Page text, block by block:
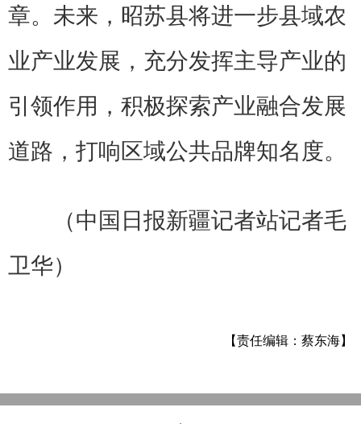
章。未来，昭苏县将进一步县域农
业产业发展，充分发挥主导产业的
引领作用，积极探索产业融合发展
道路，打响区域公共品牌知名度。
（中国日报新疆记者站记者毛
卫华）
【责任编辑：蔡东海】